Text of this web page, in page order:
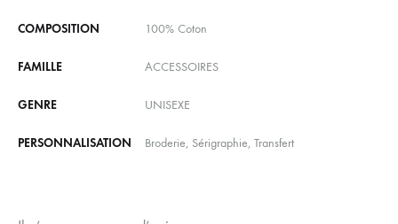
COMPOSITION 100% Coton
FAMILLE ACCESSOIRES
GENRE UNISEXE
PERSONNALISATION Broderie, Sérigraphie, Transfert